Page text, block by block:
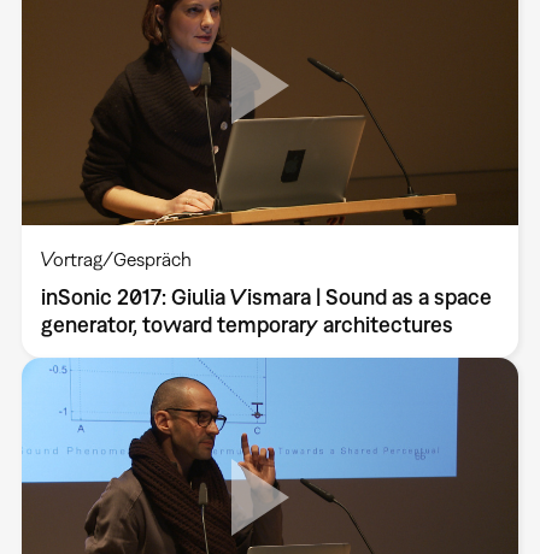
Vortrag/Gespräch
inSonic 2017: Giulia Vismara | Sound as a space
generator, toward temporary architectures